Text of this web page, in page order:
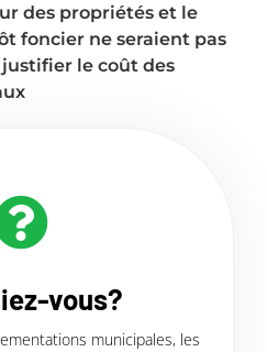
des propriétés et le
foncier ne seraient pas
justifier le coût des
vous?
municipales, les